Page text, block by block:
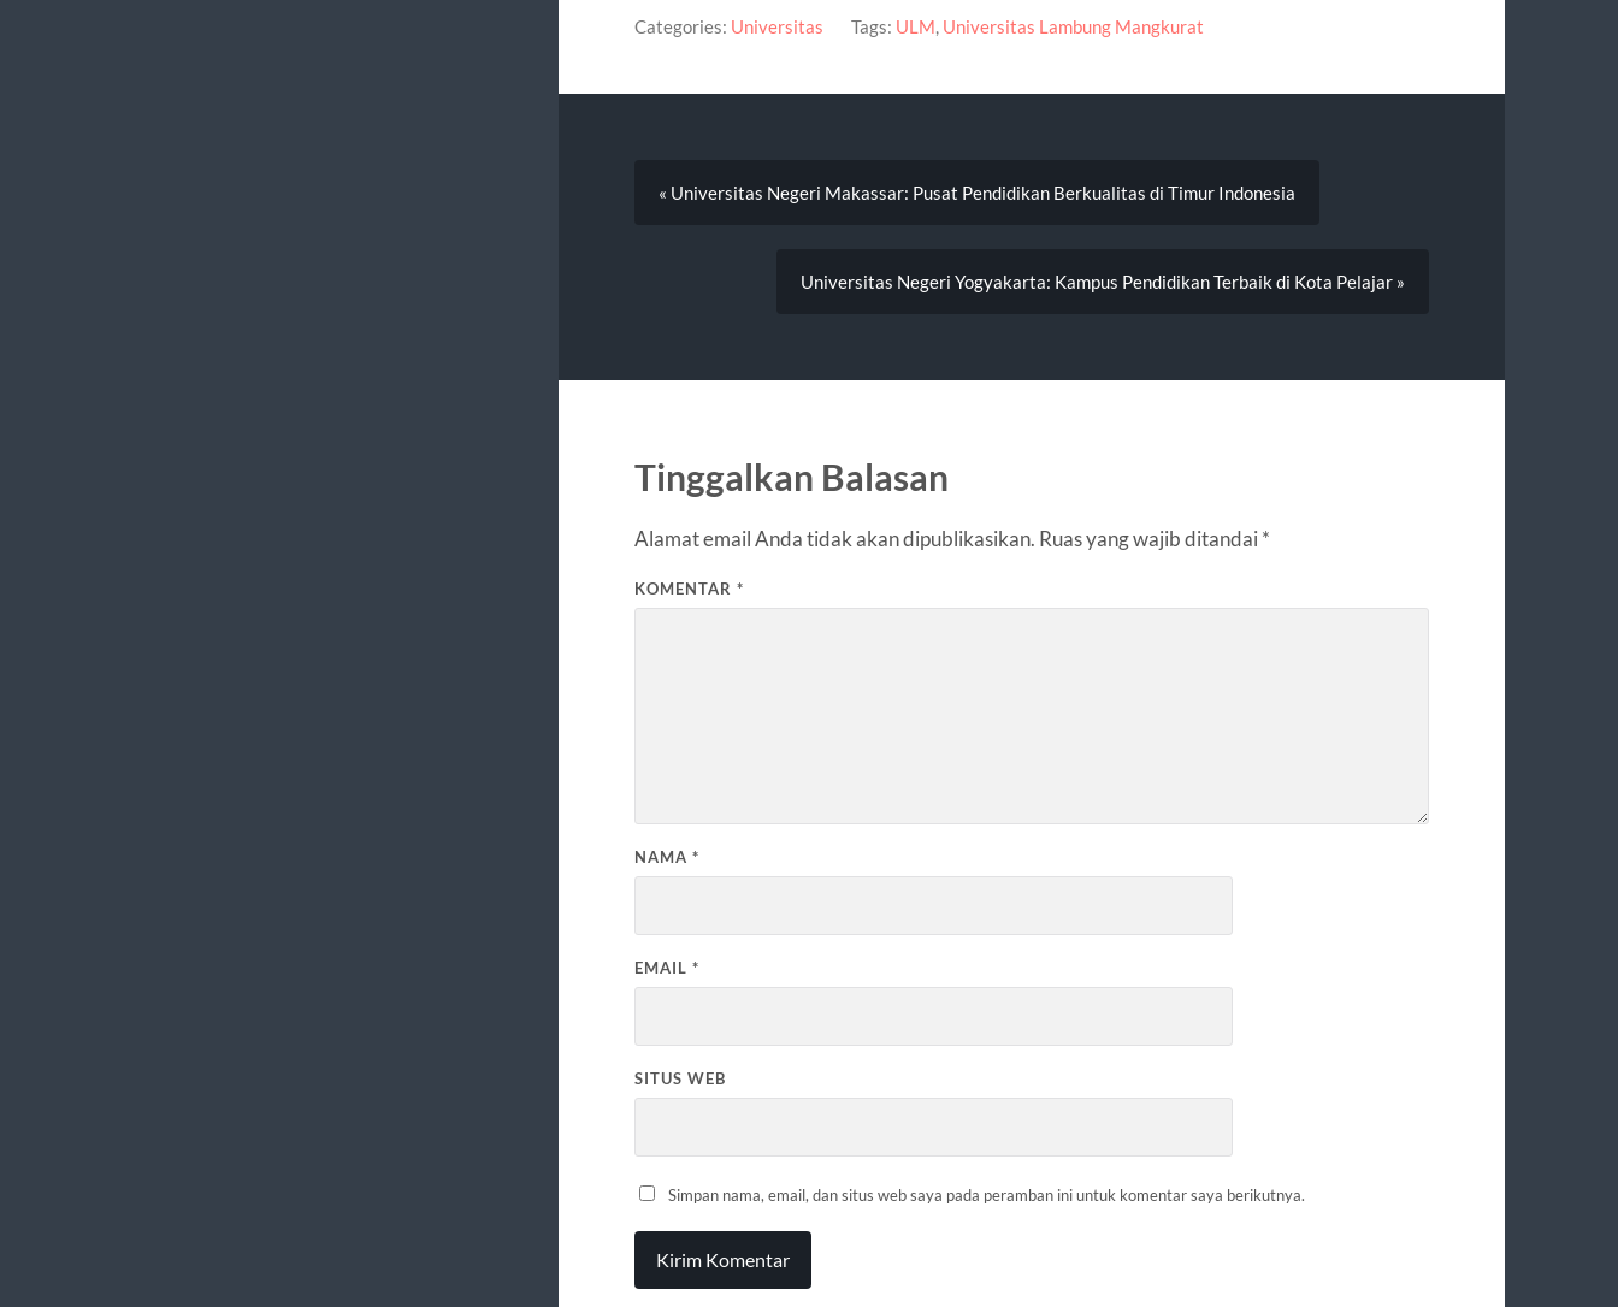
Categories: Universitas Tags: ULM Universitas Lambung Mangkurat
« Universitas Negeri Makassar: Pusat Pendidikan Berkualitas di Timur Indonesia
Universitas Negeri Yogyakarta: Kampus Pendidikan Terbaik di Kota Pelajar »
Tinggalkan Balasan
Alamat email Anda tidak akan dipublikasikan. Ruas yang wajib ditandai *
KOMENTAR *
NAMA *
EMAIL *
SITUS WEB
Simpan nama, email, dan situs web saya pada peramban ini untuk komentar saya berikutnya.